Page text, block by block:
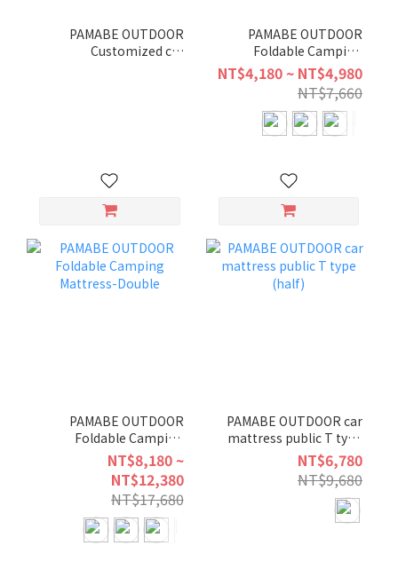
PAMABE OUTDOOR
Customized car
PAMABE OUTDOOR
Foldable Camping
Mattress-Single
NT$4,180 ~ NT$4,980
NT$7,660
PAMABE OUTDOOR
Foldable Camping
Mattress-Double
NT$8,180 ~
NT$12,380
NT$17,680
PAMABE OUTDOOR car
mattress public T type
(half)
NT$6,780
NT$9,680